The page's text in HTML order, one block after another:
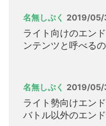
名無しぷく 2019/05/
ライト向けのエン
ンテンツと呼べる
名無しぷく 2019/05/
ライト勢向けエン
バトル以外のエン